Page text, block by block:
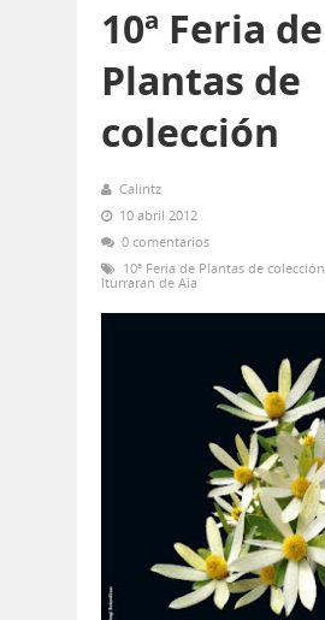
10ª Feria de
Plantas de
colección
Calintz
10 abril 2012
0 comentarios
10ª Feria de Plantas de colección
Iturraran de Aia